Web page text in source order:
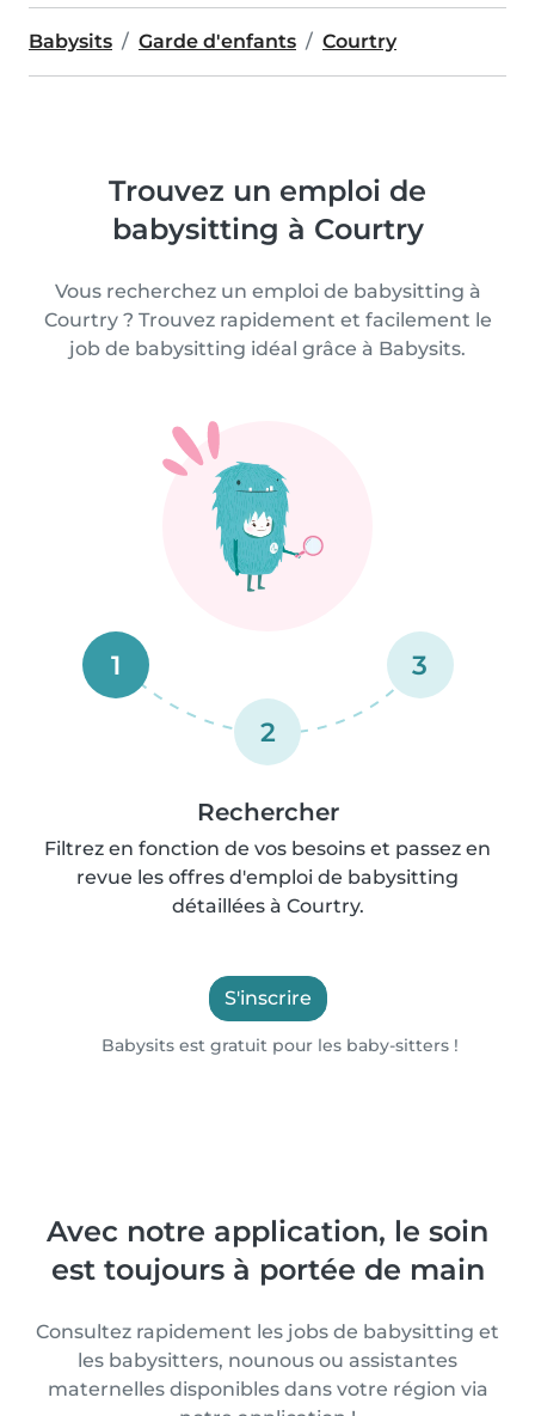
Babysits Garde d'enfants Courtry
Trouvez un emploi de
babysitting à Courtry
Vous recherchez un emploi de babysitting à
Courtry ? Trouvez rapidement et facilement le
job de babysitting idéal grâce à Babysits.
1
2
3
Rechercher
Filtrez en fonction de vos besoins et passez en
revue les offres d'emploi de babysitting
détaillées à Courtry.
S'inscrire
Babysits est gratuit pour les baby-sitters !
Avec notre application, le soin
est toujours à portée de main
Consultez rapidement les jobs de babysitting et
les babysitters, nounous ou assistantes
maternelles disponibles dans votre région via